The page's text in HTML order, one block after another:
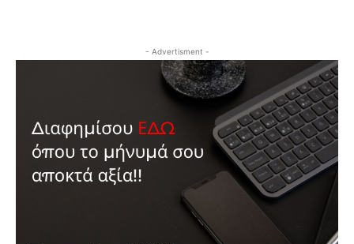
- Advertisment -